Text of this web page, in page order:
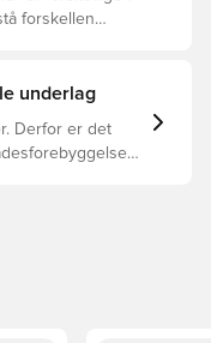
forskellen
underlag
Derfor er det